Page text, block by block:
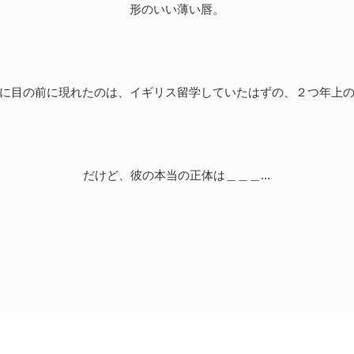
形のいい薄い唇。
目の前に現れたのは、イギリス留学していたはずの、２つ年上の
だけど、彼の本当の正体は＿＿＿...